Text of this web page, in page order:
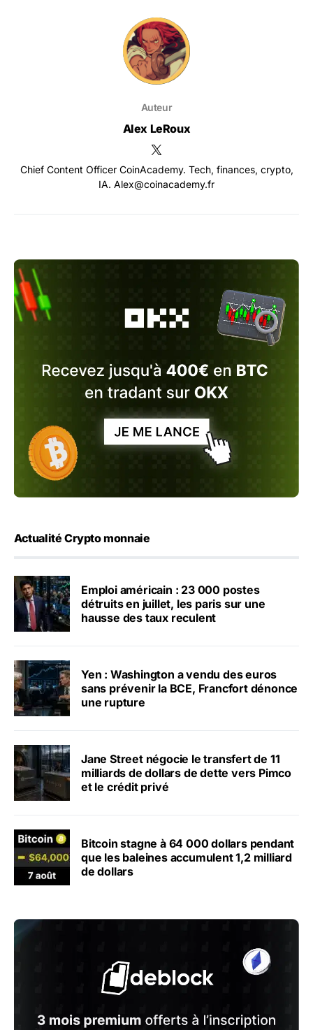
Auteur
Alex LeRoux
Chief Content Officer CoinAcademy. Tech, finances, crypto,
IA. Alex@coinacademy.fr
Actualité Crypto monnaie
Emploi américain : 23 000 postes
détruits en juillet, les paris sur une
hausse des taux reculent
Yen : Washington a vendu des euros
sans prévenir la BCE, Francfort dénonce
une rupture
Jane Street négocie le transfert de 11
milliards de dollars de dette vers Pimco
et le crédit privé
Bitcoin stagne à 64 000 dollars pendant
que les baleines accumulent 1,2 milliard
de dollars